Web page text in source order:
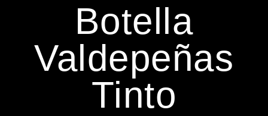
Botella
Valdepeñas
Tinto